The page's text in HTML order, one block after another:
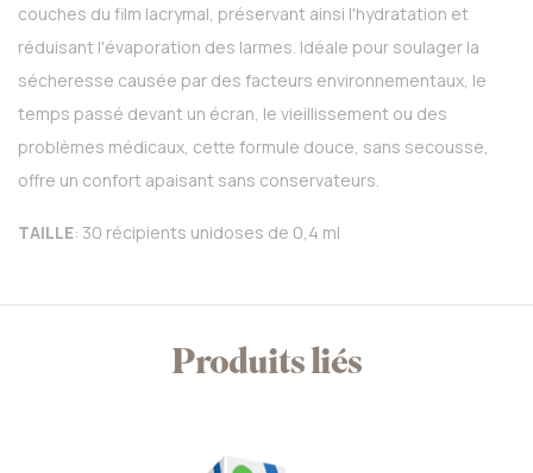
couches du film lacrymal, préservant ainsi l'hydratation et
réduisant l'évaporation des larmes. Idéale pour soulager la
sécheresse causée par des facteurs environnementaux, le
temps passé devant un écran, le vieillissement ou des
problèmes médicaux, cette formule douce, sans secousse,
offre un confort apaisant sans conservateurs.
TAILLE: 30 récipients unidoses de 0,4 ml
Produits liés